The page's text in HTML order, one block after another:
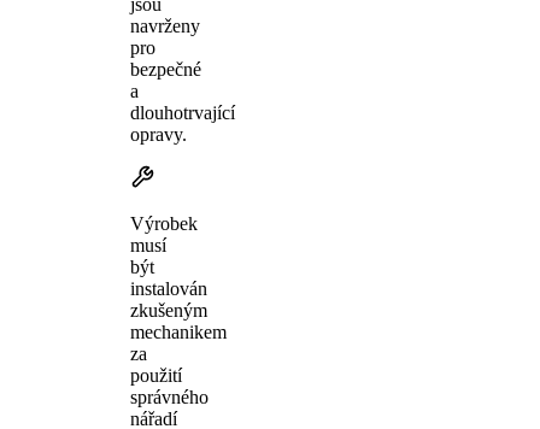
navrženy
pro
bezpečné
a
dlouhotrvající
opravy.
Výrobek
musí
být
instalován
zkušeným
mechanikem
za
použití
správného
nářadí